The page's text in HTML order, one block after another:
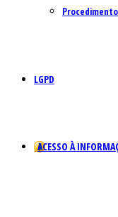
LGPD
ACESSO À